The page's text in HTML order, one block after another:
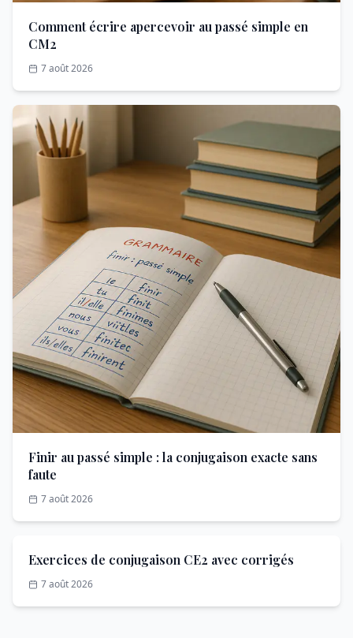
Comment écrire apercevoir au passé simple en
CM2
7 août 2026
Finir au passé simple : la conjugaison exacte sans
faute
7 août 2026
Exercices de conjugaison CE2 avec corrigés
7 août 2026